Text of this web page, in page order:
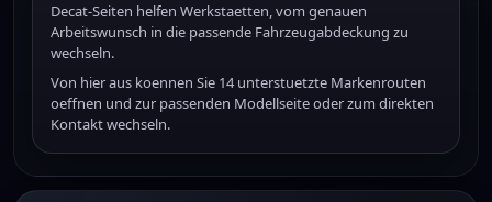
Decat-Seiten helfen Werkstaetten, vom genauen
Arbeitswunsch in die passende Fahrzeugabdeckung zu
wechseln.
Von hier aus koennen Sie 14 unterstuetzte Markenrouten
oeffnen und zur passenden Modellseite oder zum direkten
Kontakt wechseln.